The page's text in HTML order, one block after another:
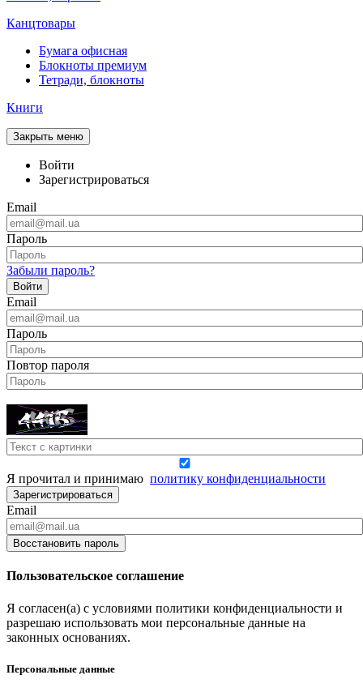
Канцтовары
Бумага офисная
Блокноты премиум
Тетради, блокноты
Книги
Закрыть меню
Войти
Зарегистрироваться
Email
Пароль
Забыли пароль?
Войти
Email
Пароль
Повтор пароля
Я прочитал и принимаю политику конфиденциальности
Зарегистрироваться
Email
Восстановить пароль
Пользовательское соглашение
Я согласен(а) с условиями политики конфиденциальности и
разрешаю использовать мои персональные данные на
законных основаниях.
Персональные данные